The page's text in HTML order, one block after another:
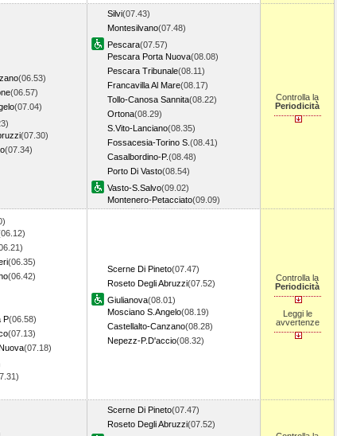
(06.53)
(06.57)
(07.04)
(07.30)
(07.34)
Silvi(07.43)
Montesilvano(07.48)
Pescara(07.57)
Pescara Porta Nuova(08.08)
Pescara Tribunale(08.11)
Francavilla Al Mare(08.17)
Tollo-Canosa Sannita(08.22)
Ortona(08.29)
S.Vito-Lanciano(08.35)
Fossacesia-Torino S. (08.41)
Casalbordino-P.(08.48)
Porto Di Vasto(08.54)
Vasto-S.Salvo(09.02)
Montenero-Petacciato(09.09)
Controlla la
Periodicità
(06.35)
(06.42)
P(06.58)
(07.13)
(07.18)
Scerne Di Pineto(07.47)
Roseto Degli Abruzzi(07.52)
Giulianova(08.01)
Mosciano S.Angelo(08.19)
Castellalto-Canzano(08.28)
Nepezz-P.D'accio(08.32)
Controlla la
Periodicità
Leggi le
avvertenze
Scerne Di Pineto(07.47)
Roseto Degli Abruzzi(07.52)